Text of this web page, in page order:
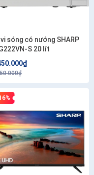
vi sóng có nướng SHARP
S 20 lít